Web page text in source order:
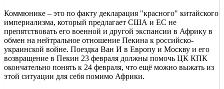
Коммюнике – это по факту декларация "красного" китайского
империализма, который предлагает США и ЕС не
препятствовать его военной и другой экспансии в Африку в
обмен на нейтральное отношение Пекина к российско-
украинской войне. Поездка Ван И в Европу и Москву и его
возвращение в Пекин 23 февраля должны помочь ЦК КПК
окончательно понять к 24 февраля, что ещё можно выжать из
этой ситуации для себя помимо Африки.